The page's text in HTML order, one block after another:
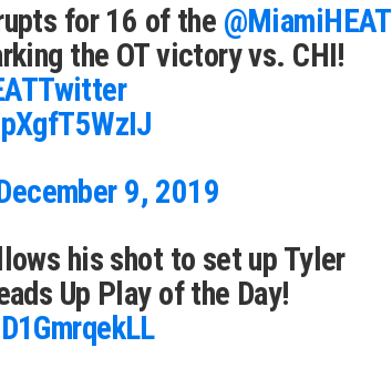
for 16 of the @MiamiHEAT
the OT victory vs. CHI!
9, 2019
his shot to set up Tyler
Up Play of the Day!